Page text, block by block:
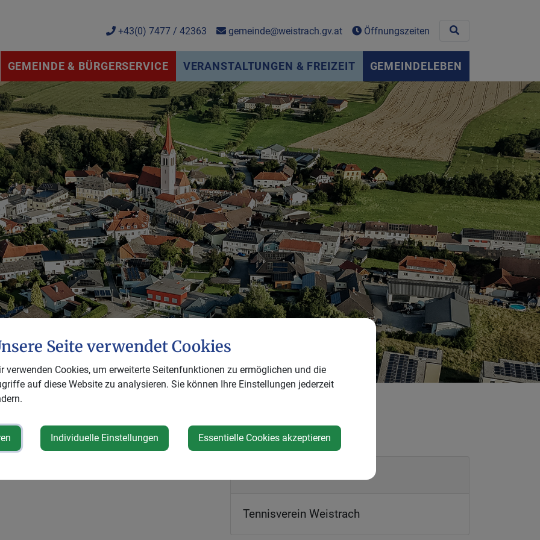
+43(0) 7477 / 42363 gemeinde@weistrach.gv.at Öffnungszeiten
GEMEINDE & BÜRGERSERVICE VERANSTALTUNGEN & FREIZEIT GEMEINDELEBEN
Peterlfeuer
17. Juli 2026 ab 16:00 Uhr
Tennisverein Weistrach
Seite verwendet Cookies
verwenden Cookies, um erweiterte Seitenfunktionen zu ermöglichen und die
auf diese Website zu analysieren. Sie können Ihre Einstellungen jederzeit
Individuelle Einstellungen Essentielle Cookies akzeptieren